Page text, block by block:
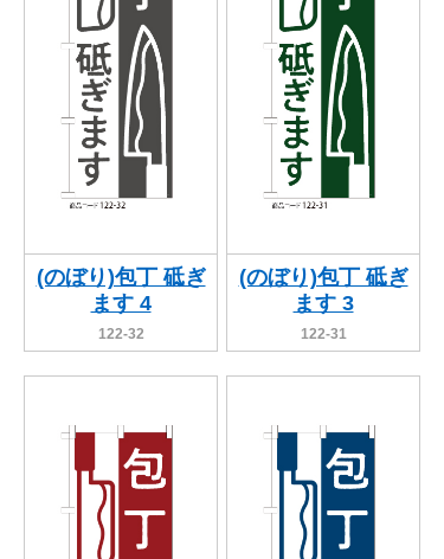
飲食 住まい・暮らし
美容・健康 地域・観光
イベント・季節 不動産・建築
カルチャー・教養
OTHER ITEMS
関連アイテムを見る
ORIGINAL ORDER
オリジナルオーダー注文方法
料金一覧
お届け納期と配送方法
お支払方法
商品について
お客様の声
よくある質問
オリジナルオーダー制作事例
(のぼり)包丁 砥ぎ
ます 4
122-32
(のぼり)包丁 砥ぎ
ます 3
122-31